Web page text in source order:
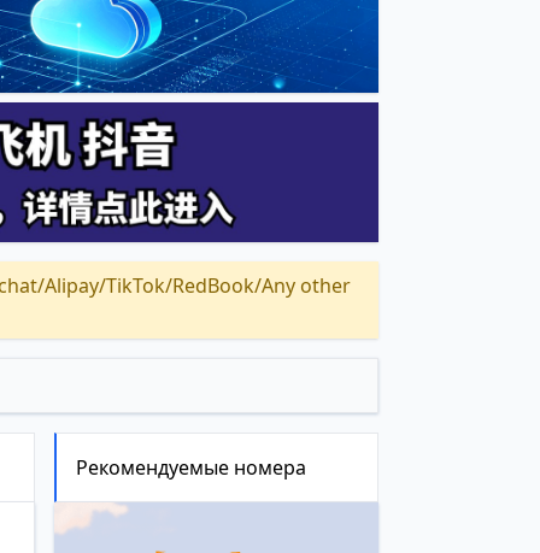
Alipay/TikTok/RedBook/Any other
Рекомендуемые номера